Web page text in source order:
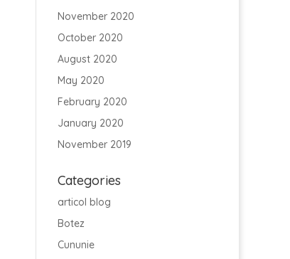
November 2020
October 2020
August 2020
May 2020
February 2020
January 2020
November 2019
Categories
articol blog
Botez
Cununie